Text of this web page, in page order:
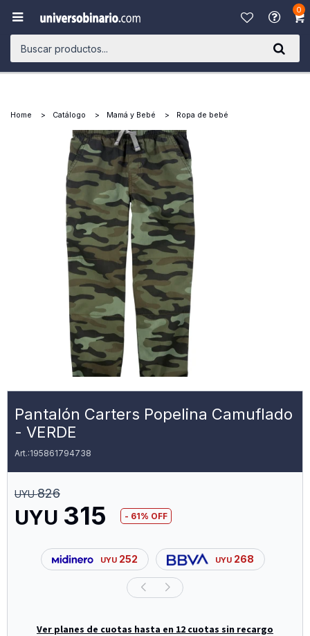
0

Home Catálogo Mamá y Bebé Ropa de bebé
Pantalón Carters Popelina Camuflado
- VERDE
195861794738
UYU 315
UYU 826
61
UYU 252 UYU 268
Ver planes de cuotas hasta en 12 cuotas sin recargo